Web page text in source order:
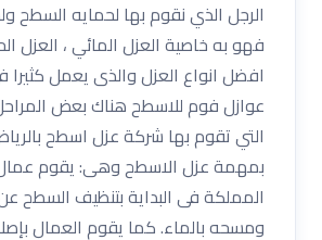
الرجل الذي نقوم بها لحمايه السطح
فهو به خاصية العزل المائي ، العزل
افضل انواع العزل والذى يعمل كثيرا
عوازل فوم للاسطح هناك بعض
التي تقوم بها شركة عزل اسطح
بمهمة عزل الاسطح وهى: يقوم
المملكة فى البداية بتنظيف السطح
ومسحه بالماء. كما يقوم العمال